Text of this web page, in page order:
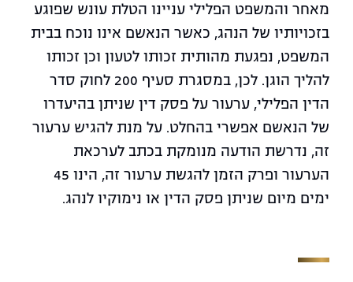
מאחר והמשפט הפלילי עניינו הטלת עונש שפוגע
בזכויותיו של הנהג, כאשר הנאשם אינו נוכח בבית
המשפט, נפגעת מהותית זכותו לטעון וכן זכותו
להליך הוגן. לכן, במסגרת סעיף 200 לחוק סדר
הדין הפלילי, ערעור על פסק דין שניתן בהיעדרו
של הנאשם אפשרי בהחלט. על מנת להגיש ערעור
זה, נדרשת הודעה מנומקת בכתב לערכאת
הערעור ופרק הזמן להגשת ערעור זה, הינו 45
ימים מיום שניתן פסק הדין או נימוקיו לנהג.